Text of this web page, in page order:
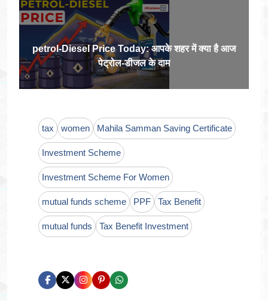
petrol-Diesel Price Today: आपके शहर में क्‍या है आज
पेट्रोल-डीजल के दाम
tax women Mahila Samman Saving Certificate
Investment Scheme
Investment Scheme For Women
mutual funds scheme PPF Tax Benefit
mutual funds Tax Benefit Investment